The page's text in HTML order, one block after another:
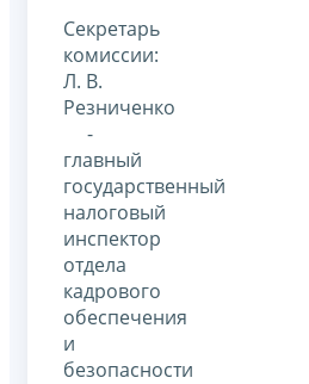
Секретарь
комиссии:
Л. В.
Резниченко
-
главный
государственный
налоговый
инспектор
отдела
кадрового
обеспечения
и
безопасности